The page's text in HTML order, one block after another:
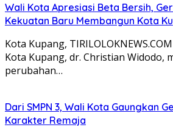
Wali Kota Apresiasi Beta Bersih,
Kekuatan Baru Membangun Kota
Kota Kupang,
Kota Kupang, dr. Christian Widodo,
perubahan…
Dari SMPN 3, Wali Kota Gaungkan
Karakter Remaja